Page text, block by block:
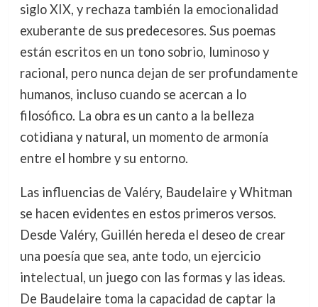
siglo XIX, y rechaza también la emocionalidad
exuberante de sus predecesores. Sus poemas
están escritos en un tono sobrio, luminoso y
racional, pero nunca dejan de ser profundamente
humanos, incluso cuando se acercan a lo
filosófico. La obra es un canto a la belleza
cotidiana y natural, un momento de armonía
entre el hombre y su entorno.
Las influencias de Valéry, Baudelaire y Whitman
se hacen evidentes en estos primeros versos.
Desde Valéry, Guillén hereda el deseo de crear
una poesía que sea, ante todo, un ejercicio
intelectual, un juego con las formas y las ideas.
De Baudelaire toma la capacidad de captar la